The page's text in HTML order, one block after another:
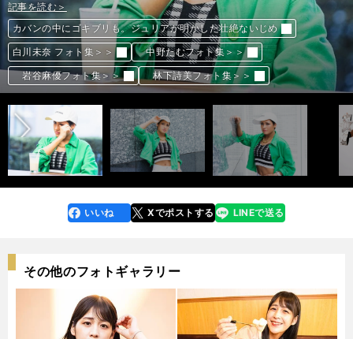
記事を読む＞
カバンの中にゴキブリも。ジュリアが明かした壮絶ないじめ
白川未奈 フォト集＞＞
中野たむフォト集＞＞
岩谷麻優フォト集＞＞
林下詩美フォト集＞＞
記事を読む＞
カバンの中にゴキブリも。ジュリアが明かした壮絶ないじめ
白川未奈 フォト集＞＞
中野たむフォト集＞＞
岩谷麻優フォト集＞＞
林下詩美フォト集＞＞
記事を読む＞
カバンの中にゴキブリも。ジュリアが明かした壮絶ないじめ
白川未奈 フォト集＞＞
中野たむフォト集＞＞
岩谷麻優フォト集＞＞
林下詩美フォト集＞＞
記事を読む＞
カバンの中にゴキブリも。ジュリアが明かした壮絶ないじめ
白川未奈 フォト集＞＞
中野たむフォト集＞＞
岩谷麻優フォト集＞＞
林下詩美フォト集＞＞
記事を読む＞
カバンの中にゴキブリも。ジュリアが明かした壮絶ないじめ
白川未奈 フォト集＞＞
中野たむフォト集＞＞
岩谷麻優フォト集＞＞
林下詩美フォト集＞＞
記事を読む＞
カバンの中にゴキブリも。ジュリアが明かした壮絶ないじめ
白川未奈 フォト集＞＞
中野たむフォト集＞＞
岩谷麻優フォト集＞＞
林下詩美フォト集＞＞
記事を読む＞
カバンの中にゴキブリも。ジュリアが明かした壮絶ないじめ
白川未奈 フォト集＞＞
中野たむフォト集＞＞
岩谷麻優フォト集＞＞
林下詩美フォト集＞＞
記事を読む＞
カバンの中にゴキブリも。ジュリアが明かした壮絶ないじめ
白川未奈 フォト集＞＞
中野たむフォト集＞＞
岩谷麻優フォト集＞＞
林下詩美フォト集＞＞
記事を読む＞
カバンの中にゴキブリも。ジュリアが明かした壮絶ないじめ
白川未奈 フォト集＞＞
中野たむフォト集＞＞
岩谷麻優フォト集＞＞
林下詩美フォト集＞＞
前へ
faceboo
k
いいね Xでポストする
line LINEで送る
その他のフォトギャラリー